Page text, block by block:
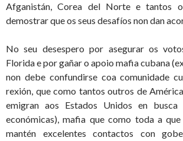
Afganistán, Corea del Norte e tantos
demostrar que os seus desafíos non dan
No seu desespero por asegurar os
Florida e por gañar o apoio mafia cubana
non debe confundirse coa comunidade
rexión, que como tantos outros de
emigran aos Estados Unidos en busca
económicas), mafia que como toda a
mantén excelentes contactos con